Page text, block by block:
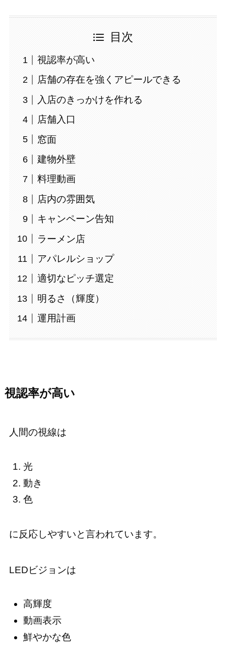
目次
視認率が高い
店舗の存在を強くアピールできる
入店のきっかけを作れる
店舗入口
窓面
建物外壁
料理動画
店内の雰囲気
キャンペーン告知
ラーメン店
アパレルショップ
適切なピッチ選定
明るさ（輝度）
運用計画
視認率が高い
人間の視線は
光
動き
色
に反応しやすいと言われています。
LEDビジョンは
高輝度
動画表示
鮮やかな色